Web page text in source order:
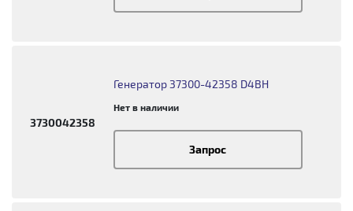
3730042358
Генератор 37300-42358 D4BH
Нет в наличии
Запрос